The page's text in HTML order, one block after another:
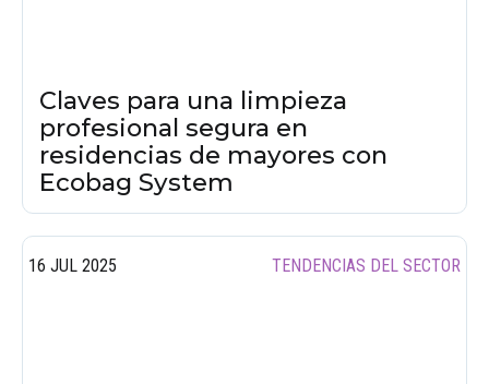
Claves para una limpieza
profesional segura en
residencias de mayores con
Ecobag System
16 JUL 2025 TENDENCIAS DEL SECTOR